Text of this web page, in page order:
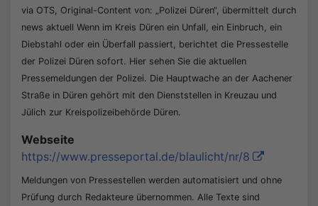
via OTS, Original-Content von: „Polizei Düren“, übermittelt durch
news aktuell Wenn im Kreis Düren ein Unfall, ein Einbruch, ein
Diebstahl oder ein Überfall passiert, berichtet die Pressestelle
der Polizei Düren sofort. Hier sehen Sie die aktuellen
Pressemeldungen der Polizei. Die Hauptwache an der Aachener
Straße in Düren gehört mit den Dienststellen in Kreuzau und
Jülich zur Kreispolizeibehörde Düren.
Webseite
https://www.presseportal.de/blaulicht/nr/8
Meldungen von Pressestellen werden automatisiert und ohne
Prüfung durch Redakteure übernommen. Alle Texte sind